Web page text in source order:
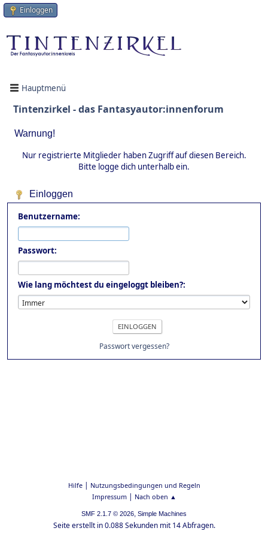
Einloggen
Hauptmenü
Tintenzirkel - das Fantasyautor:innenforum
Warnung!
Nur registrierte Mitglieder haben Zugriff auf diesen Bereich.
Bitte logge dich unterhalb ein.
Einloggen
Benutzername:
Passwort:
Wie lang möchtest du eingeloggt bleiben?:
Passwort vergessen?
Hilfe| Nutzungsbedingungen und Regeln
Impressum| Nach oben ▲
SMF 2.1.7 © 2026, Simple Machines
Seite erstellt in 0.088 Sekunden mit 14 Abfragen.